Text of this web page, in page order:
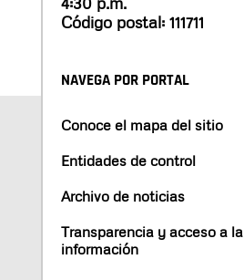
Código postal: 111711
NAVEGA POR PORTAL
Conoce el mapa del sitio
Entidades de control
Archivo de noticias
Transparencia y acceso a la
información